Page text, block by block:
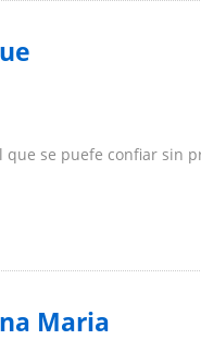
que se puefe confiar sin
Maria